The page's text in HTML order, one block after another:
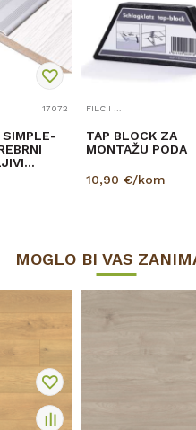
17072
SIMPLE-
TAP BLOCK ZA
MONTAŽU PODA
10,90 €/kom
MOGLO BI VAS